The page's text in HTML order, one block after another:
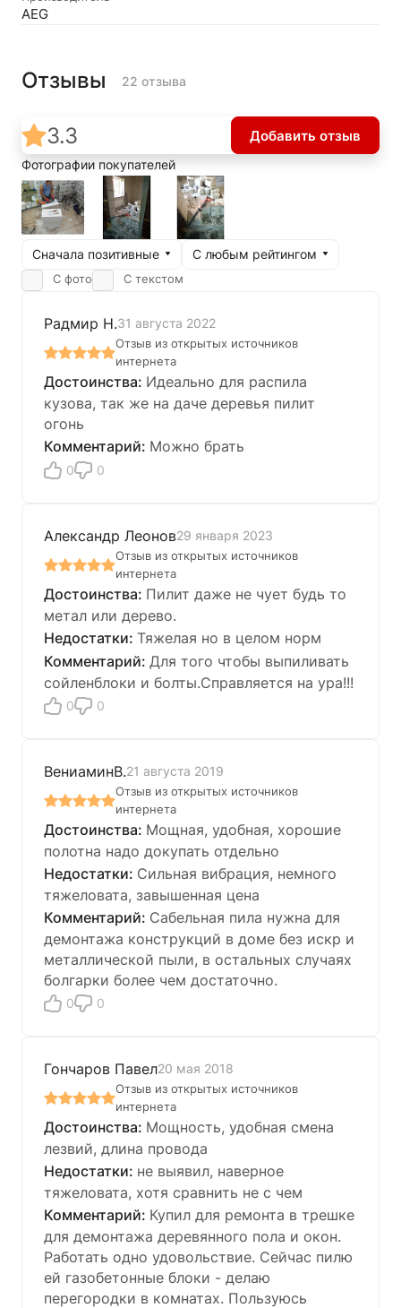
AEG
Отзывы 22 отзыва
Фотографии покупателей
Сначала позитивные С любым рейтингом
С фото С текстом
Радмир Н.31 августа 2022
Отзыв из открытых источников
интернета
Идеально для распила
кузова, так же на даче деревья пилит
огонь
Можно брать
0 0
Александр Леонов29 января 2023
Отзыв из открытых источников
интернета
Пилит даже не чует будь то
метал или дерево.
Тяжелая но в целом норм
Для того чтобы выпиливать
сойленблоки и болты.Справляется на ура!!!
0 0
ВениаминВ.21 августа 2019
Отзыв из открытых источников
интернета
Мощная, удобная, хорошие
полотна надо докупать отдельно
Сильная вибрация, немного
тяжеловата, завышенная цена
Сабельная пила нужна для
демонтажа конструкций в доме без искр и
металлической пыли, в остальных случаях
болгарки более чем достаточно.
0 0
Гончаров Павел20 мая 2018
Отзыв из открытых источников
интернета
Мощность, удобная смена
лезвий, длина провода
не выявил, наверное
тяжеловата, хотя сравнить не с чем
Купил для ремонта в трешке
для демонтажа деревянного пола и окон.
Работать одно удовольствие. Сейчас пилю
ей газобетонные блоки - делаю
перегородки в комнатах. Пользуюсь
3.3 Добавить отзыв